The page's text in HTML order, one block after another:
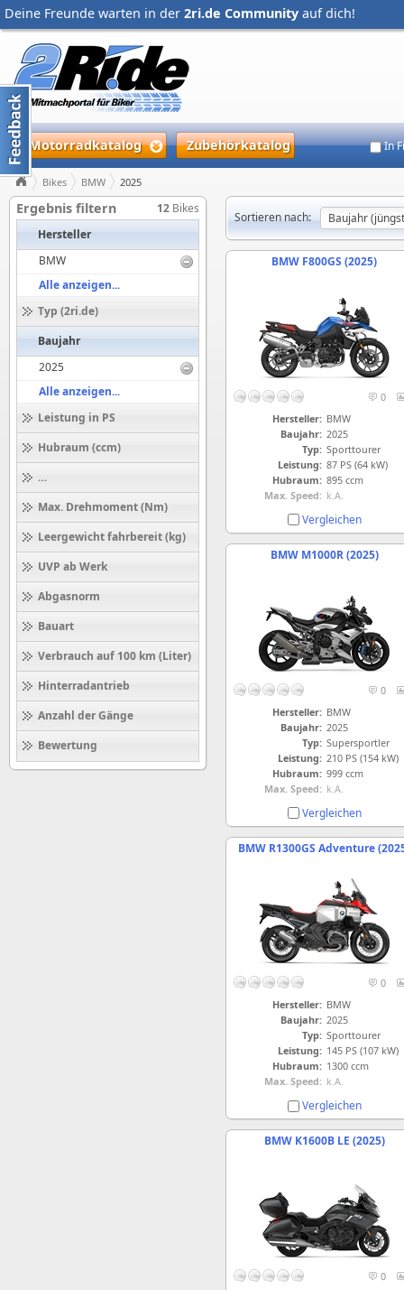
Deine Freunde warten in der 2ri.de Community auf dich!
Motorradkatalog Zubehörkatalog In
Bikes BMW 2025
Ergebnis filtern 12 Bikes
Hersteller
BMW
Alle anzeigen...
Typ (2ri.de)
Baujahr
2025
Alle anzeigen...
Leistung in PS
Hubraum (ccm)
Höchstgeschwindigkeit (km/h)
Max. Drehmoment (Nm)
Leergewicht fahrbereit (kg)
UVP ab Werk
Abgasnorm
Bauart
Verbrauch auf 100 km (Liter)
Hinterradantrieb
Anzahl der Gänge
Bewertung
Sortieren nach:
BMW F800GS (2025)
0
Hersteller: BMW
Baujahr: 2025
Typ: Sporttourer
Leistung: 87 PS (64 kW)
Hubraum: 895 ccm
Max. Speed: k.A.
Vergleichen
BMW M1000R (2025)
0
Hersteller: BMW
Baujahr: 2025
Typ: Supersportler
Leistung: 210 PS (154 kW)
Hubraum: 999 ccm
Max. Speed: k.A.
Vergleichen
BMW R1300GS Adventure
0
Hersteller: BMW
Baujahr: 2025
Typ: Sporttourer
Leistung: 145 PS (107 kW)
Hubraum: 1300 ccm
Max. Speed: k.A.
Vergleichen
BMW K1600B LE (2025)
0